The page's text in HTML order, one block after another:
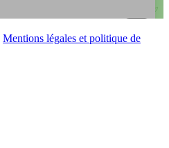
Mentions légales et politique de